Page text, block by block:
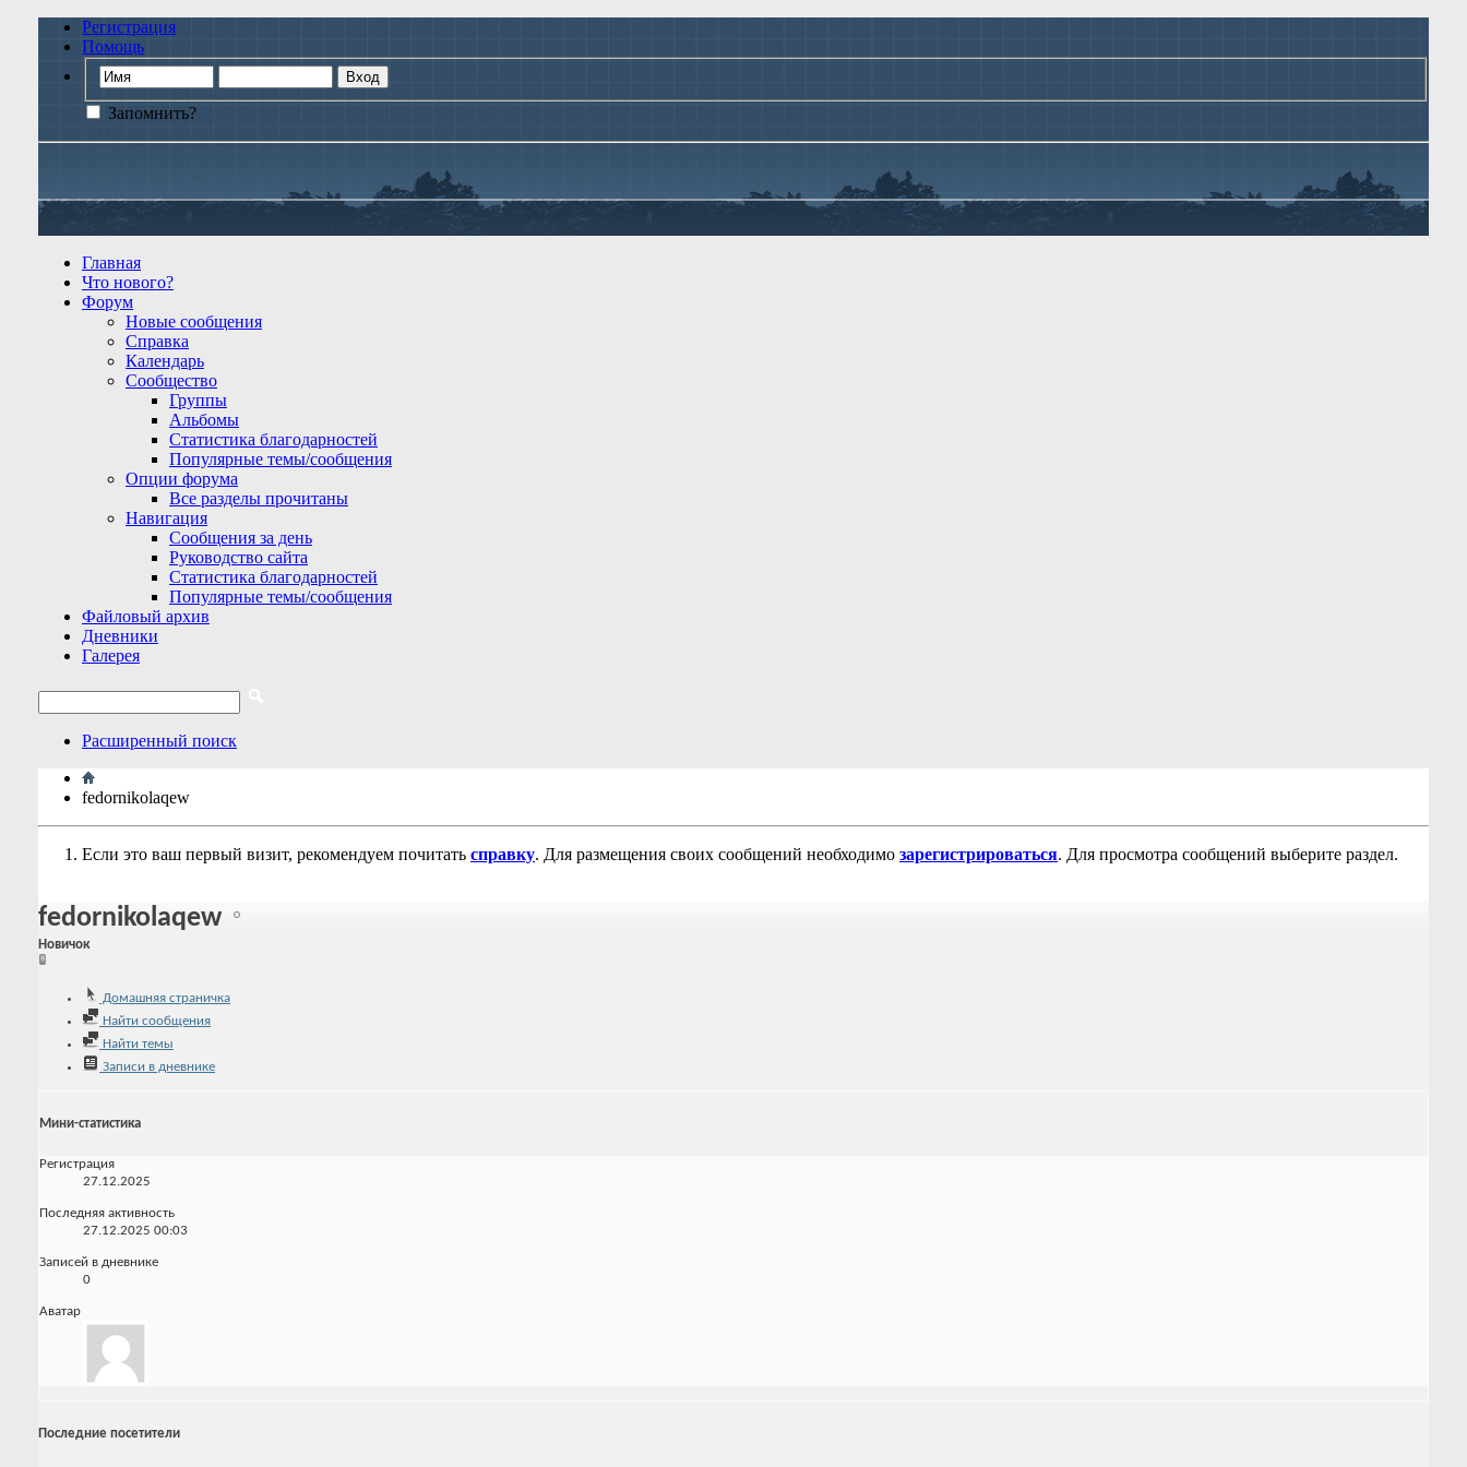
Регистрация
Помощь
Запомнить?
Главная
Что нового?
Форум
Новые сообщения
Справка
Календарь
Сообщество
Группы
Альбомы
Статистика благодарностей
Популярные темы/сообщения
Опции форума
Все разделы прочитаны
Навигация
Сообщения за день
Руководство сайта
Статистика благодарностей
Популярные темы/сообщения
Файловый архив
Дневники
Галерея
Расширенный поиск
fedornikolaqew
Если это ваш первый визит, рекомендуем почитать справку. Для размещения своих сообщений необходимо зарегистрироваться. Для просмотра сообщений выберите раздел.
fedornikolaqew
Новичок
Домашняя страничка
Найти сообщения
Найти темы
Записи в дневнике
Мини-статистика
Регистрация
27.12.2025
Последняя активность
27.12.2025 00:03
Записей в дневнике
0
Аватар
Последние посетители